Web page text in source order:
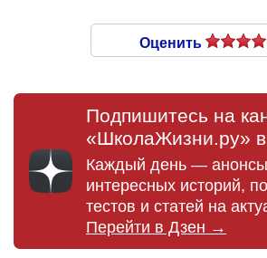
Оценить
Подпишитесь на
«ШколаЖизни.ру»
Каждый день —
интересных историй,
тестов и статей на
Перейти в Дзен →